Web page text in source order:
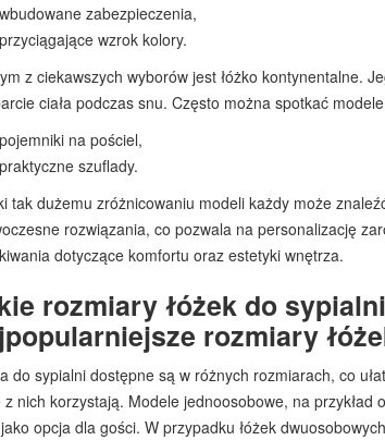
wbudowane zabezpieczenia,
przyciągające wzrok kolory.
z ciekawszych wyborów jest łóżko kontynentalne.
ciała podczas snu. Często można spotkać
pojemniki na pościel,
praktyczne szuflady.
tak dużemu zróżnicowaniu modeli każdy może
rozwiązania, co pozwala na personalizację
dotyczące komfortu oraz estetyki wnętrza.
rozmiary łóżek do
rozmiary
do sypialni dostępne są w różnych rozmiarach, co
z nich korzystają. Modele jednoosobowe, na
opcja dla gości. W przypadku łóżek